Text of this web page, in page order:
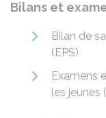
Bilans et
Bilan de
(EPS)
Examens
les jeunes